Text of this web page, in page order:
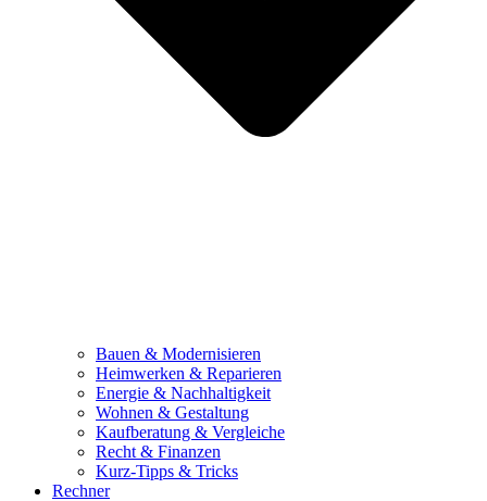
Bauen & Modernisieren
Heimwerken & Reparieren
Energie & Nachhaltigkeit
Wohnen & Gestaltung
Kaufberatung & Vergleiche
Recht & Finanzen
Kurz-Tipps & Tricks
Rechner